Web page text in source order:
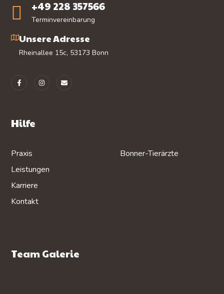
+49 228 357566
Terminvereinbarung
Unsere Adresse
Rheinallee 15c, 53173 Bonn
Hilfe
Praxis
Leistungen
Karriere
Kontakt
Bonner-Tierärzte
Team Galerie